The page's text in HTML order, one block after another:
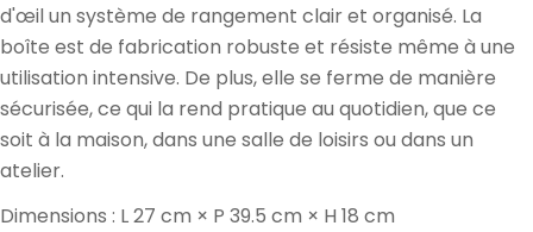
d'œil un système de rangement clair et organisé. La
boîte est de fabrication robuste et résiste même à une
utilisation intensive. De plus, elle se ferme de manière
sécurisée, ce qui la rend pratique au quotidien, que ce
soit à la maison, dans une salle de loisirs ou dans un
atelier.
Dimensions : L 27 cm × P 39.5 cm × H 18 cm